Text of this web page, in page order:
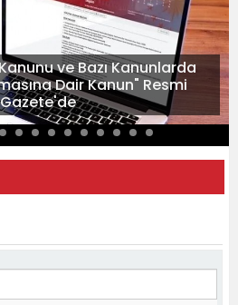
ve Bazı Kanunlarda
Dair Kanun" Resmi
Gazete'de